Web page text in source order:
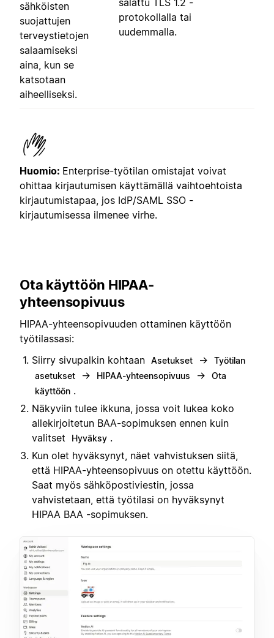
sähköisten
suojattujen
terveystietojen
salaamiseksi
aina, kun se
katsotaan
aiheelliseksi.
salattu TLS 1.2 -
protokollalla tai
uudemmalla.
Huomio: Enterprise-työtilan omistajat voivat
ohittaa kirjautumisen käyttämällä vaihtoehtoista
kirjautumistapaa, jos IdP/SAML SSO -
kirjautumisessa ilmenee virhe.
Ota käyttöön HIPAA-
yhteensopivuus
HIPAA-yhteensopivuuden ottaminen käyttöön
työtilassasi:
Siirry sivupalkin kohtaan Asetukset →
Työtilan
asetukset
→ HIPAA-yhteensopivuus →
Ota
käyttöön .
Näkyviin tulee ikkuna, jossa voit lukea koko
allekirjoitetun BAA-sopimuksen ennen kuin
valitset
Hyväksy .
Kun olet hyväksynyt, näet vahvistuksen siitä,
että HIPAA-yhteensopivuus on otettu käyttöön.
Saat myös sähköpostiviestin, jossa
vahvistetaan, että työtilasi on hyväksynyt
HIPAA BAA -sopimuksen.